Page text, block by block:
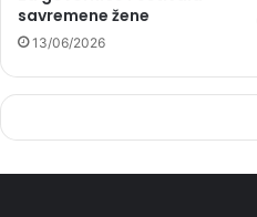
savremene žene
13/06/2026